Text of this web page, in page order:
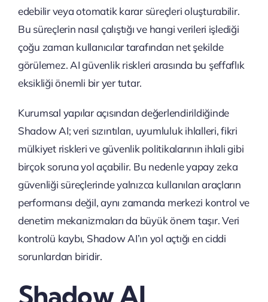
edebilir veya otomatik karar süreçleri oluşturabilir.
Bu süreçlerin nasıl çalıştığı ve hangi verileri işlediği
çoğu zaman kullanıcılar tarafından net şekilde
görülemez. AI güvenlik riskleri arasında bu şeffaflık
eksikliği önemli bir yer tutar.
Kurumsal yapılar açısından değerlendirildiğinde
Shadow AI; veri sızıntıları, uyumluluk ihlalleri, fikri
mülkiyet riskleri ve güvenlik politikalarının ihlali gibi
birçok soruna yol açabilir. Bu nedenle yapay zeka
güvenliği süreçlerinde yalnızca kullanılan araçların
performansı değil, aynı zamanda merkezi kontrol ve
denetim mekanizmaları da büyük önem taşır. Veri
kontrolü kaybı, Shadow AI’ın yol açtığı en ciddi
sorunlardan biridir.
Shadow AI